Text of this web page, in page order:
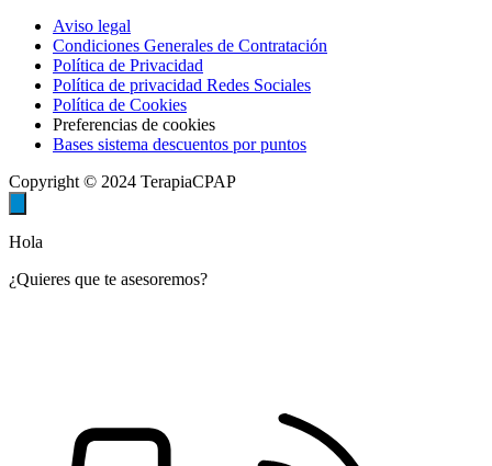
Aviso legal
Condiciones Generales de Contratación
Política de Privacidad
Política de privacidad Redes Sociales
Política de Cookies
Preferencias de cookies
Bases sistema descuentos por puntos
Copyright © 2024 TerapiaCPAP
Hola
¿Quieres que te asesoremos?